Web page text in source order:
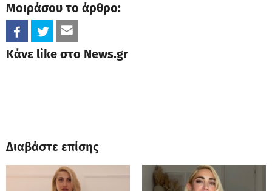
Μοιράσου το άρθρο:
Κάνε like στο News.gr
Διαβάστε επίσης